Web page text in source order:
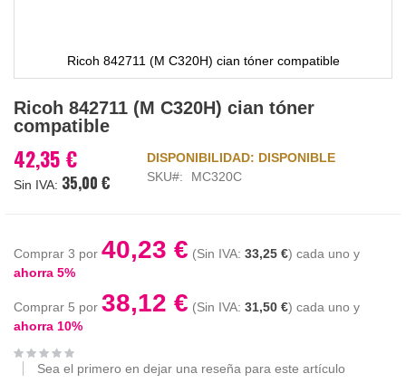
Ricoh 842711 (M C320H) cian tóner compatible
al
comienzo
la
galería
Ricoh 842711 (M C320H) cian tóner
compatible
42,35 €
35,00 €
DISPONIBILIDAD: DISPONIBLE
SKU
MC320C
Comprar 3 por 40,23 € 33,25 € cada uno y
ahorra 5%
Comprar 5 por 38,12 € 31,50 € cada uno y
ahorra 10%
Sea el primero en dejar una reseña para este artículo